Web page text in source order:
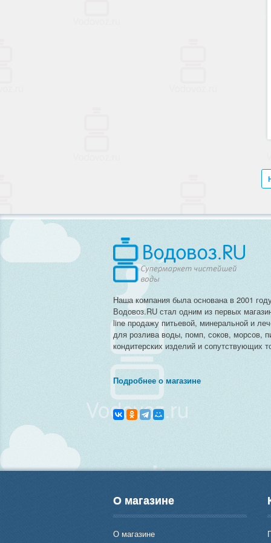
Наша компания была основана в 2001
Водовоз.RU стал одним из первых
line продажу питьевой, минеральной и
для розлива воды, помп, соков, морсов,
кондитерских изделий и сопутствующих
Подробнее о магазине
О магазине
О магазине